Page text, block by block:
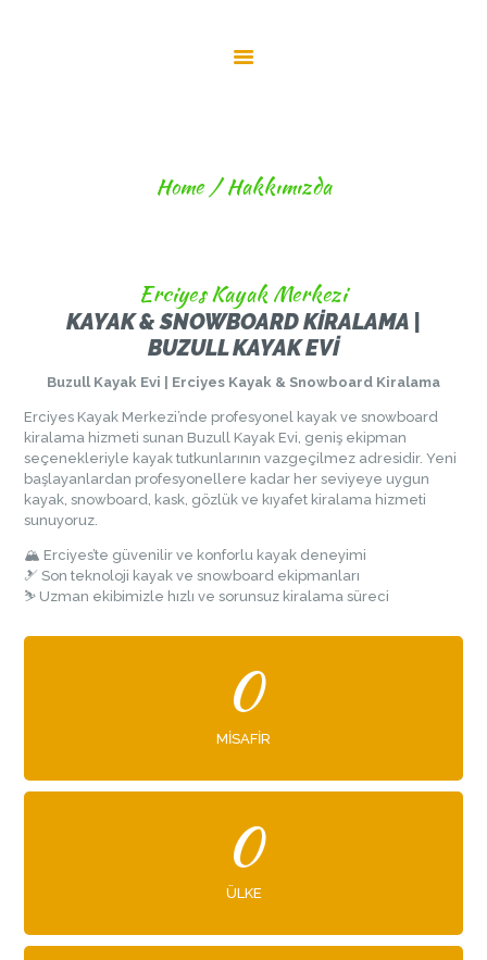
Home Hakkımızda
HAKKIMIZDA
Erciyes Kayak Merkezi
KAYAK & SNOWBOARD KIRALAMA |
BUZULL KAYAK EVI
Buzull Kayak Evi | Erciyes Kayak & Snowboard Kiralama
Erciyes Kayak Merkezi’nde profesyonel kayak ve snowboard
kiralama hizmeti sunan Buzull Kayak Evi, geniş ekipman
seçenekleriyle kayak tutkunlarının vazgeçilmez adresidir. Yeni
başlayanlardan profesyonellere kadar her seviyeye uygun
kayak, snowboard, kask, gözlük ve kıyafet kiralama hizmeti
sunuyoruz.
🏔 Erciyes’te güvenilir ve konforlu kayak deneyimi
🎿 Son teknoloji kayak ve snowboard ekipmanları
⛷ Uzman ekibimizle hızlı ve sorunsuz kiralama süreci
0
MISAFIR
0
ÜLKE